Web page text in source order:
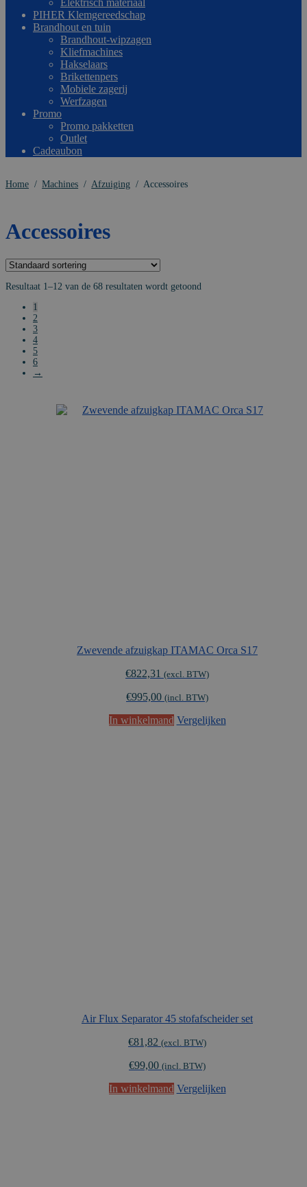
PIHER Klemgereedschap
Brandhout en tuin
Brandhout-wipzagen
Kliefmachines
Hakselaars
Brikettenpers
Mobiele zagerij
Werfzagen
Promo
Promo pakketten
Outlet
Cadeaubon
Home / Machines / Afzuiging / Accessoires
Accessoires
Resultaat 1–12 van de 68 resultaten wordt getoond
1
2
3
4
5
6
→
Zwevende afzuigkap ITAMAC Orca S17
€822,31 (excl. BTW)
€995,00 (incl. BTW)
In winkelmand Vergelijken
Air Flux Separator 45 stofafscheider set
€81,82 (excl. BTW)
€99,00 (incl. BTW)
In winkelmand Vergelijken